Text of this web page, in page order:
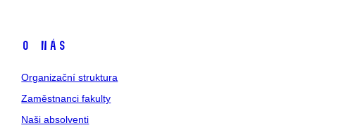
O nás
Organizační struktura
Zaměstnanci fakulty
Naši absolventi